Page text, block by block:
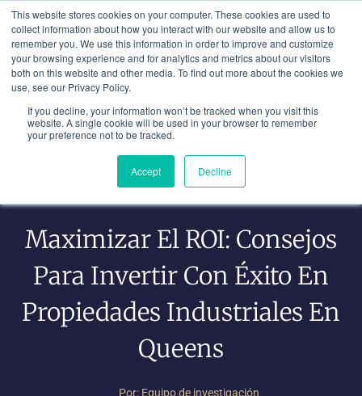
This website stores cookies on your computer. These cookies are used to
collect information about how you interact with our website and allow us to
remember you. We use this information in order to improve and customize
your browsing experience and for analytics and metrics about our visitors
both on this website and other media. To find out more about the cookies we
use, see our Privacy Policy.
If you decline, your information won’t be tracked when you visit this
website. A single cookie will be used in your browser to remember
your preference not to be tracked.
Accept Decline
contenido
Maximizar El ROI: Consejos
Para Invertir Con Éxito En
Propiedades Industriales En
Queens
Por:Equipo de investigación